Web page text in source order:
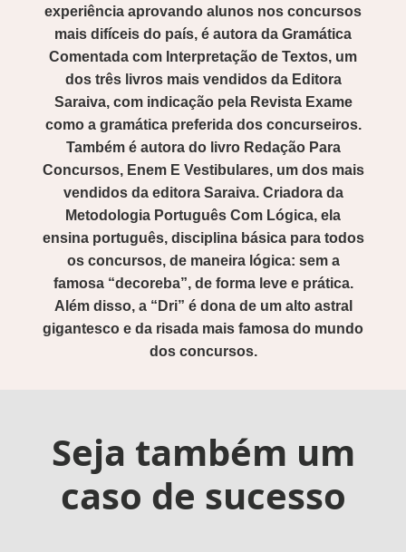
experiência aprovando alunos nos concursos
mais difíceis do país, é autora da Gramática
Comentada com Interpretação de Textos, um
dos três livros mais vendidos da Editora
Saraiva, com indicação pela Revista Exame
como a gramática preferida dos concurseiros.
Também é autora do livro Redação Para
Concursos, Enem E Vestibulares, um dos mais
vendidos da editora Saraiva. Criadora da
Metodologia Português Com Lógica, ela
ensina português, disciplina básica para todos
os concursos, de maneira lógica: sem a
famosa “decoreba”, de forma leve e prática.
Além disso, a “Dri” é dona de um alto astral
gigantesco e da risada mais famosa do mundo
dos concursos.
Seja também um
caso de sucesso